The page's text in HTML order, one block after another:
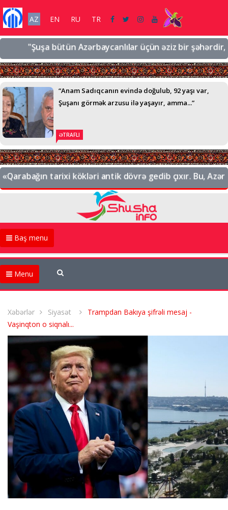
AZ EN RU TR
"Şuşa bütün Azərbaycanlılar üçün əziz bir şəhərdir,
“Anam Sadıqcanın evində doğulub, 92 yaşı var,
Şuşanı görmək arzusu ilə yaşayır, amma...”
ƏTRAFLI
tarixi kökləri antik dövrə gedib çıxır. Bu,
Baş menu
Menu
Xəbərlər Siyasət
Trampdan Bakıya şifrəli mesaj -
Vaşinqton o siqnalı...